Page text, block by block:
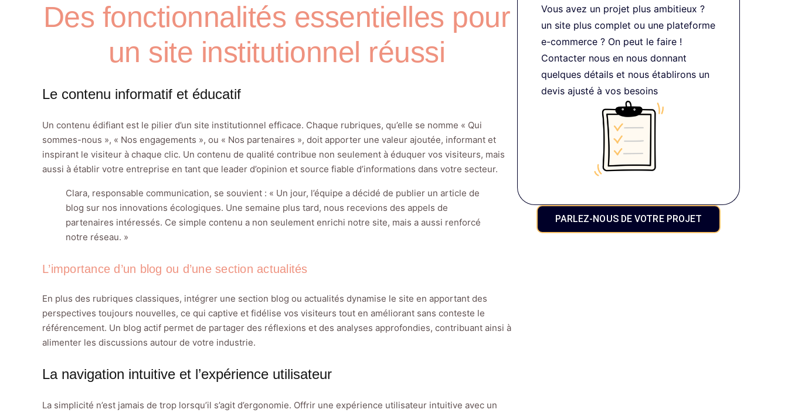
Des fonctionnalités essentielles pour
un site institutionnel réussi
Le contenu informatif et éducatif
Un contenu édifiant est le pilier d’un site institutionnel efficace. Chaque rubriques, qu’elle se nomme « Qui
sommes-nous », « Nos engagements », ou « Nos partenaires », doit apporter une valeur ajoutée, informant et
inspirant le visiteur à chaque clic. Un contenu de qualité contribue non seulement à éduquer vos visiteurs, mais
aussi à établir votre entreprise en tant que leader d’opinion et source fiable d’informations dans votre secteur.
Clara, responsable communication, se souvient : « Un jour, l’équipe a décidé de publier un article de
blog sur nos innovations écologiques. Une semaine plus tard, nous recevions des appels de
partenaires intéressés. Ce simple contenu a non seulement enrichi notre site, mais a aussi renforcé
notre réseau. »
L’importance d’un blog ou d’une section actualités
En plus des rubriques classiques, intégrer une section blog ou actualités dynamise le site en apportant des
perspectives toujours nouvelles, ce qui captive et fidélise vos visiteurs tout en améliorant sans conteste le
référencement. Un blog actif permet de partager des réflexions et des analyses approfondies, contribuant ainsi à
alimenter les discussions autour de votre industrie.
La navigation intuitive et l’expérience utilisateur
La simplicité n’est jamais de trop lorsqu’il s’agit d’ergonomie. Offrir une expérience utilisateur intuitive avec un
Vous avez un projet plus ambitieux ?
un site plus complet ou une plateforme
e-commerce ? On peut le faire !
Contacter nous en nous donnant
quelques détails et nous établirons un
devis ajusté à vos besoins
PARLEZ-NOUS DE VOTRE PROJET